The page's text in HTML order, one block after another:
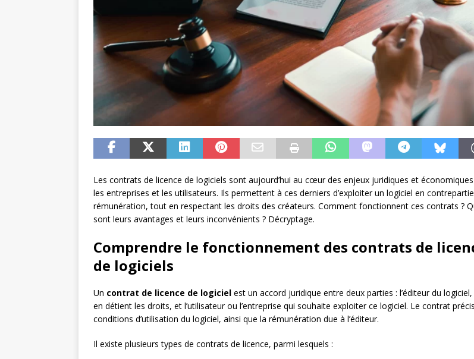
Les contrats de licence de logiciels sont aujourd’hui au cœur des enjeux juridiques et
les entreprises et les utilisateurs. Ils permettent à ces derniers d’exploiter un logiciel en contrepartie
rémunération, tout en respectant les droits des créateurs. Comment fonctionnent ces contrats ?
sont leurs avantages et leurs inconvénients ? Décryptage.
Comprendre le fonctionnement des contrats de
de logiciels
Un contrat de licence de logiciel est un accord juridique entre deux parties : l’éditeur du logiciel,
en détient les droits, et l’utilisateur ou l’entreprise qui souhaite exploiter ce logiciel. Le contrat
conditions d’utilisation du logiciel, ainsi que la rémunération due à l’éditeur.
Il existe plusieurs types de contrats de licence, parmi lesquels :